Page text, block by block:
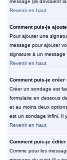
message (ils devraient
Revenir en haut
Comment puis-je
Pour ajouter une
message pour ajouter
signature à un
Revenir en haut
Comment puis-je créer
Créer un sondage est
formulaire en dessous
et au moins deux
est un sondage infini. Il
Revenir en haut
Comment puis-je
Comme pour les